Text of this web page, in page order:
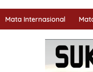
Mata Internasional